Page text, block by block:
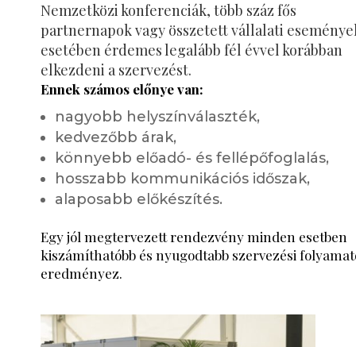
Nemzetközi konferenciák, több száz fős
partnernapok vagy összetett vállalati
esetében érdemes legalább fél évvel korábban
elkezdeni a szervezést.
Ennek számos előnye van:
nagyobb helyszínválaszték,
kedvezőbb árak,
könnyebb előadó- és fellépőfoglalás,
hosszabb kommunikációs időszak,
alaposabb előkészítés.
Egy jól megtervezett rendezvény minden esetben
kiszámíthatóbb és nyugodtabb szervezési
eredményez.